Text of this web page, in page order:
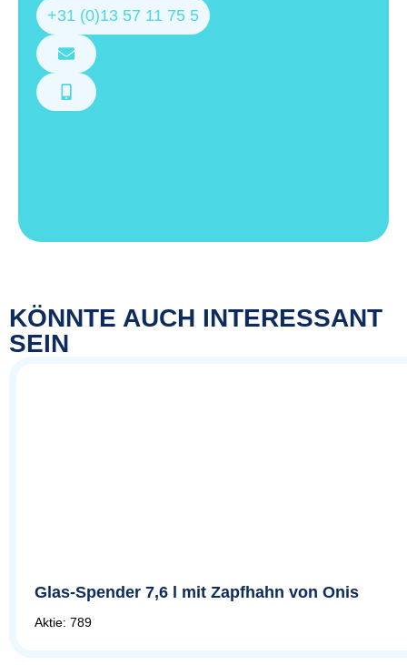
+31 (0)13 57 11 75 5
KÖNNTE AUCH INTERESSANT
SEIN
Glas-Spender 7,6 l mit Zapfhahn von Onis
Aktie: 789